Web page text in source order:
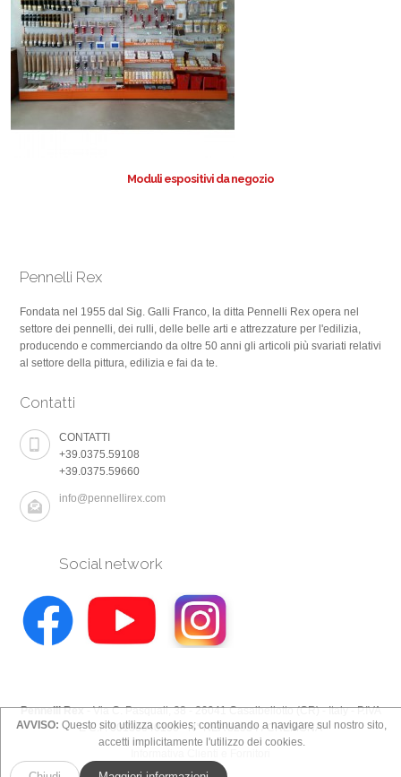
Moduli espositivi da negozio
Pennelli Rex
Fondata nel 1955 dal Sig. Galli Franco, la ditta Pennelli Rex opera nel
settore dei pennelli, dei rulli, delle belle arti e attrezzature per l'edilizia,
producendo e commerciando da oltre 50 anni gli articoli più svariati relativi
al settore della pittura, edilizia e fai da te.
Contatti
CONTATTI
+39.0375.59108
+39.0375.59660
info@pennellirex.com
Social network
Pennelli Rex- Via C. Pasquali, 38 - 26041 Casalbellotto (CR) - Italy - P.IVA
E C.F. 00130640196 - N° REA 82934 / CREMONA
AVVISO: Questo sito utilizza cookies; continuando a navigare sul nostro sito,
accetti implicitamente l'utilizzo dei cookies.